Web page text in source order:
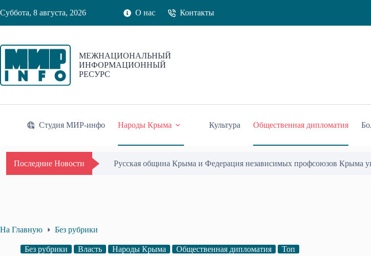
к
Суббота, 8 августа, 2026 О нас Контакты
МЕЖНАЦИОНАЛЬНЫЙ
ИНФОРМАЦИОННЫЙ
РЕСУРС
Студия МИР-инфо Народы Крыма Культура Общественная дипломатия
Последние Новости Русская община Крыма и Федерация независимых профсоюзов Крыма
На Главную Без рубрики
Без рубрики Власть Народы Крыма Общественная дипломатия Топ